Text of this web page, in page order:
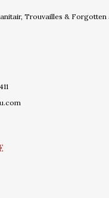
Trouvailles & Forgotten